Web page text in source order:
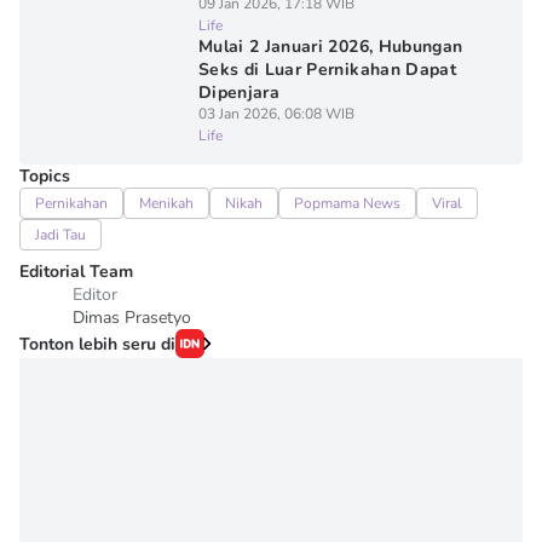
Life
Mulai 2 Januari 2026, Hubungan
Seks di Luar Pernikahan Dapat
Dipenjara
03 Jan 2026, 06:08 WIB
Life
Topics
Pernikahan Menikah Nikah Popmama News
Viral
Jadi Tau
Editorial Team
Editor
Dimas Prasetyo
Tonton lebih seru di